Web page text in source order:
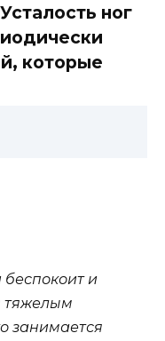
ног
которые
беспокоит и
тяжелым
занимается